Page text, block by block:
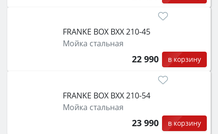
FRANKE BOX BXX 210-45
Мойка стальная
22 990 в корзину
FRANKE BOX BXX 210-54
Мойка стальная
23 990 в корзину